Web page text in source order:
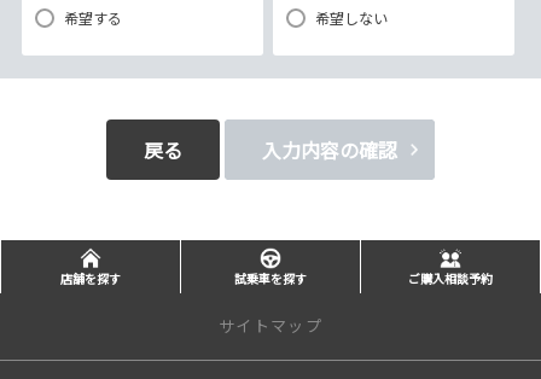
以外の環境によって発生した情報の不備や
なお、不具合の生じたデータについてはお客様にお断り無く削除させて
※推奨環境についてはTOYOTAメーカーサイト「ご利用にあたって」を
参照ください。
希望する 希望しない
戻る 入力内容の確認
店舗を探す 試乗車を探す ご購入相談予約
サイトマップ